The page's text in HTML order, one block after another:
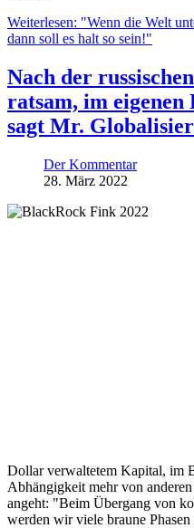
Weiterlesen: "Wenn die Welt
dann soll es halt so sein!"
Nach der
ratsam, im eigenen
sagt Mr.
Der Kommentar
28. März 2022
Dollar verwaltetem Kapital, im
Abhängigkeit mehr von
angeht: "Beim Übergang von
werden wir viele braune